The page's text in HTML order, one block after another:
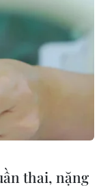
thai, nặng